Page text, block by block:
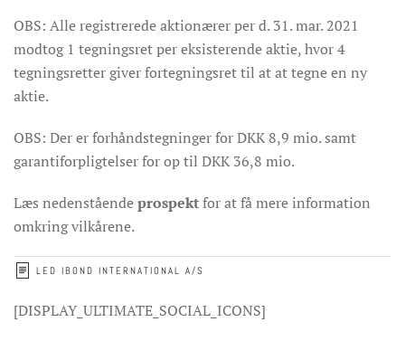
OBS: Alle registrerede aktionærer per d. 31. mar. 2021
modtog 1 tegningsret per eksisterende aktie, hvor 4
tegningsretter giver fortegningsret til at at tegne en ny
aktie.
OBS: Der er forhåndstegninger for DKK 8,9 mio. samt
garantiforpligtelser for op til DKK 36,8 mio.
Læs nedenståendeprospektfor at få mere information
omkring vilkårene.
LED IBOND INTERNATIONAL A/S
[DISPLAY_ULTIMATE_SOCIAL_ICONS]